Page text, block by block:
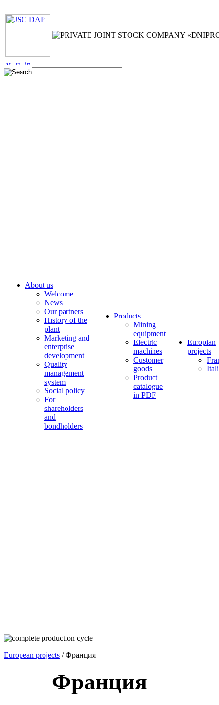
About us
Welcome
News
Our partners
History of the
plant
Marketing and
enterprise
development
Quality
management
system
Social policy
For
shareholders
and
bondholders
Products
Mining
equipment
Electric
machines
Customer
goods
Product
catalogue
in PDF
Europian
projects
European projects / Франция
Франция